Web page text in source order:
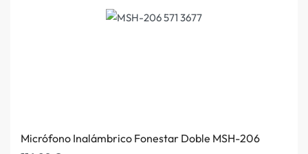
Micrófono Inalámbrico Fonestar Doble MSH-206